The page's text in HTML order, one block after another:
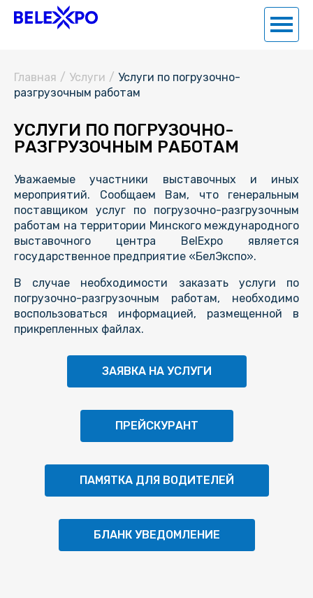
Главная / Услуги / Услуги по погрузочно-
разгрузочным работам
УСЛУГИ ПО ПОГРУЗОЧНО-
РАЗГРУЗОЧНЫМ РАБОТАМ
Уважаемые участники выставочных и иных
мероприятий. Сообщаем Вам, что генеральным
поставщиком услуг по погрузочно-разгрузочным
работам на территории Минского международного
выставочного центра BelExpo является
государственное предприятие «БелЭкспо».
В случае необходимости заказать услуги по
погрузочно-разгрузочным работам, необходимо
воспользоваться информацией, размещенной в
прикрепленных файлах.
ЗАЯВКА НА УСЛУГИ
ПРЕЙСКУРАНТ
ПАМЯТКА ДЛЯ ВОДИТЕЛЕЙ
БЛАНК УВЕДОМЛЕНИЕ